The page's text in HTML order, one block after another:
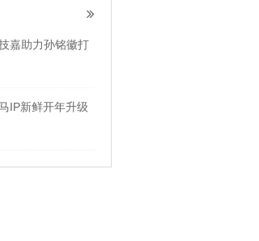
嘉助力孙铭徽打
IP新鲜开年升级